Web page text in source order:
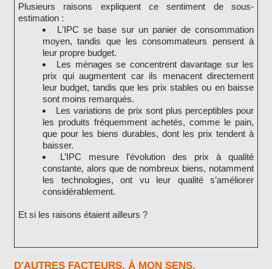
Plusieurs raisons expliquent ce sentiment de sous-
estimation :
L'IPC se base sur un panier de consommation
moyen, tandis que les consommateurs pensent à
leur propre budget.
Les ménages se concentrent davantage sur les
prix qui augmentent car ils menacent directement
leur budget, tandis que les prix stables ou en baisse
sont moins remarqués.
Les variations de prix sont plus perceptibles pour
les produits fréquemment achetés, comme le pain,
que pour les biens durables, dont les prix tendent à
baisser.
L’IPC mesure l’évolution des prix à qualité
constante, alors que de nombreux biens, notamment
les technologies, ont vu leur qualité s’améliorer
considérablement.
Et si les raisons étaient ailleurs ?
D'AUTRES FACTEURS, À MON SENS,